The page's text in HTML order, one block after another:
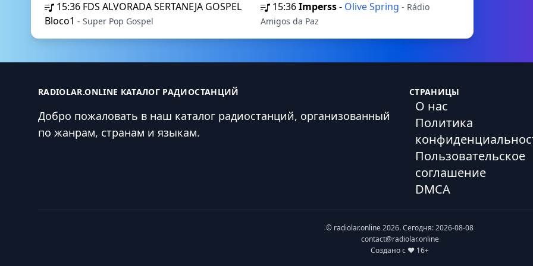
15:36 FDS ALVORADA SERTANEJA GOSPEL
Bloco1 - Super Pop Gospel
15:36Imperss- Olive Spring - Rádio
Amigos da Paz
RADIOLAR.ONLINE КАТАЛОГ РАДИОСТАНЦИЙ
Добро пожаловать в наш каталог радиостанций, организованный
по жанрам, странам и языкам.
СТРАНИЦЫ
О нас
Политика
Пользовательское
соглашение
DMCA
© radiolar.online 2026. Сегодня: 2026-08-08
contact@radiolar.online
Создано с ❤️ 16+